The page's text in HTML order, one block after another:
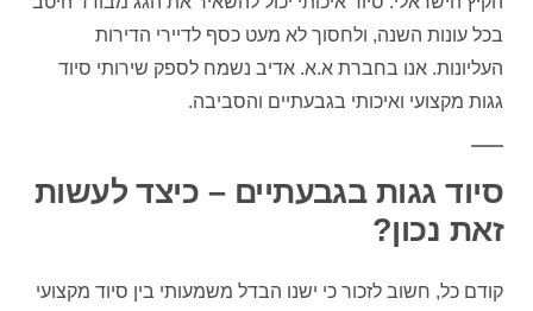
בכל עונות השנה, ולחסוך לא מעט כסף לדיירי הדירות
העליונות. אנו בחברת א.א. אדיב נשמח לספק שירותי סיוד
גגות מקצועי ואיכותי בגבעתיים והסביבה.
סיוד גגות בגבעתיים – כיצד לעשות
זאת נכון?
קודם כל, חשוב לזכור כי ישנו הבדל משמעותי בין סיוד מקצועי